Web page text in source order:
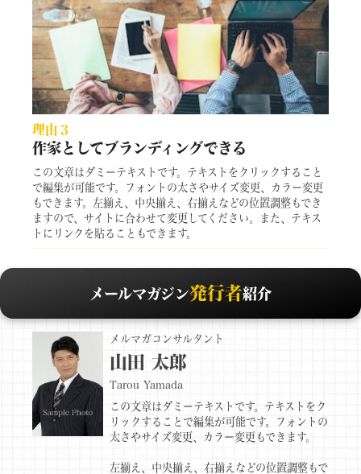
理由３
作家としてブランディングできる
この文章はダミーテキストです。テキストをクリックすること
で編集が可能です。フォントの太さやサイズ変更、カラー変更
もできます。左揃え、中央揃え、右揃えなどの位置調整もでき
ますので、サイトに合わせて変更してください。また、テキス
トにリンクを貼ることもできます。
メールマガジン発行者紹介
メルマガコンサルタント
山田 太郎
Tarou Yamada
この文章はダミーテキストです。テキストをク
リックすることで編集が可能です。フォントの
太さやサイズ変更、カラー変更もできます。
左揃え、中央揃え、右揃えなどの位置調整もで